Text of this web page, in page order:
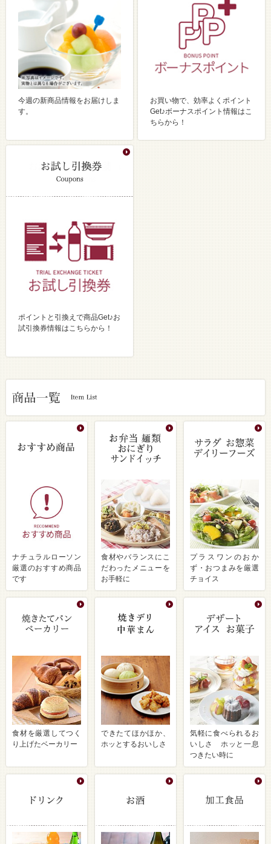
今週の新商品情報をお届けしま
す。
お買い物で、効率よくポイント
Get♪ボーナスポイント情報はこ
ちらから！
ポイントと引換えで商品Get♪お
試引換券情報はこちらから！
ナチュラルローソン
厳選のおすすめ商品
です
食材やバランスにこ
だわったメニューを
お手軽に
プラスワンのおか
ず・おつまみを厳選
チョイス
食材を厳選してつく
り上げたベーカリー
できたてほかほか、
ホッとするおいしさ
気軽に食べられるお
いしさ ホッと一息
つきたい時に